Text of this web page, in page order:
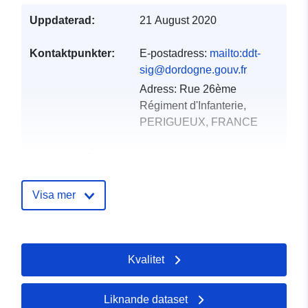
Uppdaterad: 21 August 2020
Kontaktpunkter: E-postadress: mailto:ddt-
sig@dordogne.gouv.fr
Adress: Rue 26ème
Régiment d'Infanterie,
PERIGUEUX, FRANCE
Spatial: Koordinater: [ [ 1.12620664,
45.10464859 ], [
1.12620664, 45.15776825 ],
[ 1.19583142, 45.15776825
Visa mer
Kvalitet
Liknande dataset